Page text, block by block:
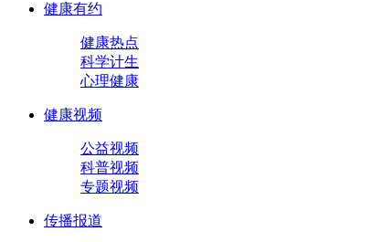
健康有约
健康热点
科学计生
心理健康
健康视频
公益视频
科普视频
专题视频
传播报道